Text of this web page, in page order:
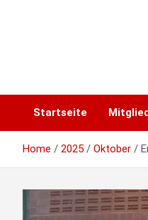
Startseite
Home 2025 Oktober